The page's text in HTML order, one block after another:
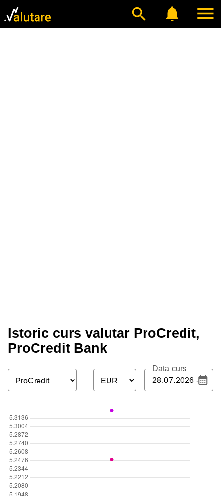
Istoric curs valutar ProCredit,
ProCredit Bank
Data curs